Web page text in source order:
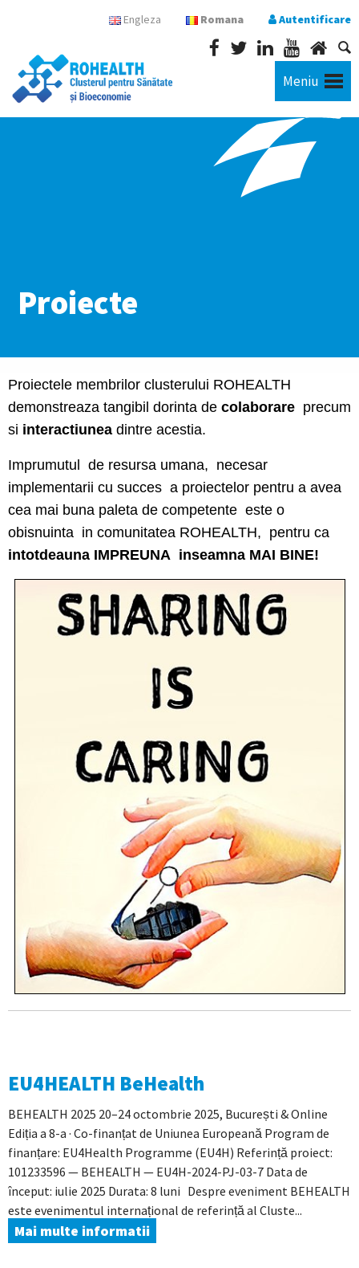
Engleza Romana Autentificare
Meniu
Proiecte
Proiectele membrilor clusterului ROHEALTH
demonstreaza tangibil dorinta de colaborare precum
si interactiunea dintre acestia.
Imprumutul de resursa umana, necesar
implementarii cu succes a proiectelor pentru a avea
cea mai buna paleta de competente este o
obisnuinta in comunitatea ROHEALTH, pentru ca
intotdeauna IMPREUNA inseamna MAI BINE!
EU4HEALTH BeHealth
BEHEALTH 2025 20–24 octombrie 2025, București & Online
Ediția a 8-a · Co-finanțat de Uniunea Europeană Program de
finanțare: EU4Health Programme (EU4H) Referință proiect:
101233596 — BEHEALTH — EU4H-2024-PJ-03-7 Data de
început: iulie 2025 Durata: 8 luni Despre eveniment BEHEALTH
este evenimentul internațional de referință al Cluste...
Mai multe informatii